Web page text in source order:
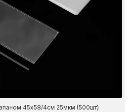
45х58/4см 25мкм (500шт)